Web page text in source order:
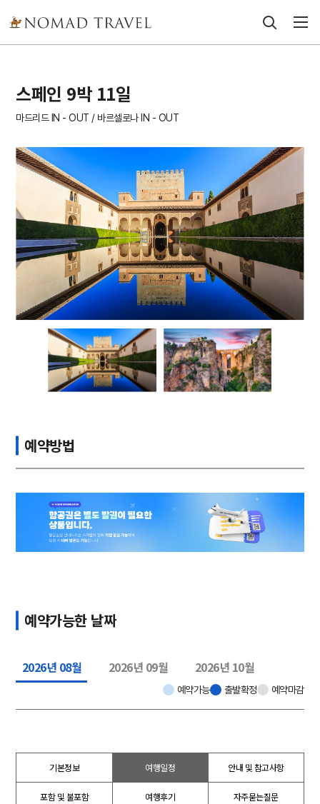
스페인 9박 11일
마드리드 IN - OUT / 바르셀로나 IN - OUT
예약방법
예약가능한 날짜
2026년 08월 2026년 09월 2026년 10월
예약가능 출발확정 예약마감
기본정보 여행일정 안내 및 참고사항
포함 및 불포함 여행후기 자주묻는질문